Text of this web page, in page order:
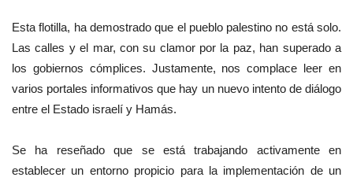
Esta flotilla, ha demostrado que el pueblo palestino no está solo.
Las calles y el mar, con su clamor por la paz, han superado a
los gobiernos cómplices. Justamente, nos complace leer en
varios portales informativos que hay un nuevo intento de diálogo
entre el Estado israelí y Hamás.
Se ha reseñado que se está trabajando activamente en
establecer un entorno propicio para la implementación de un